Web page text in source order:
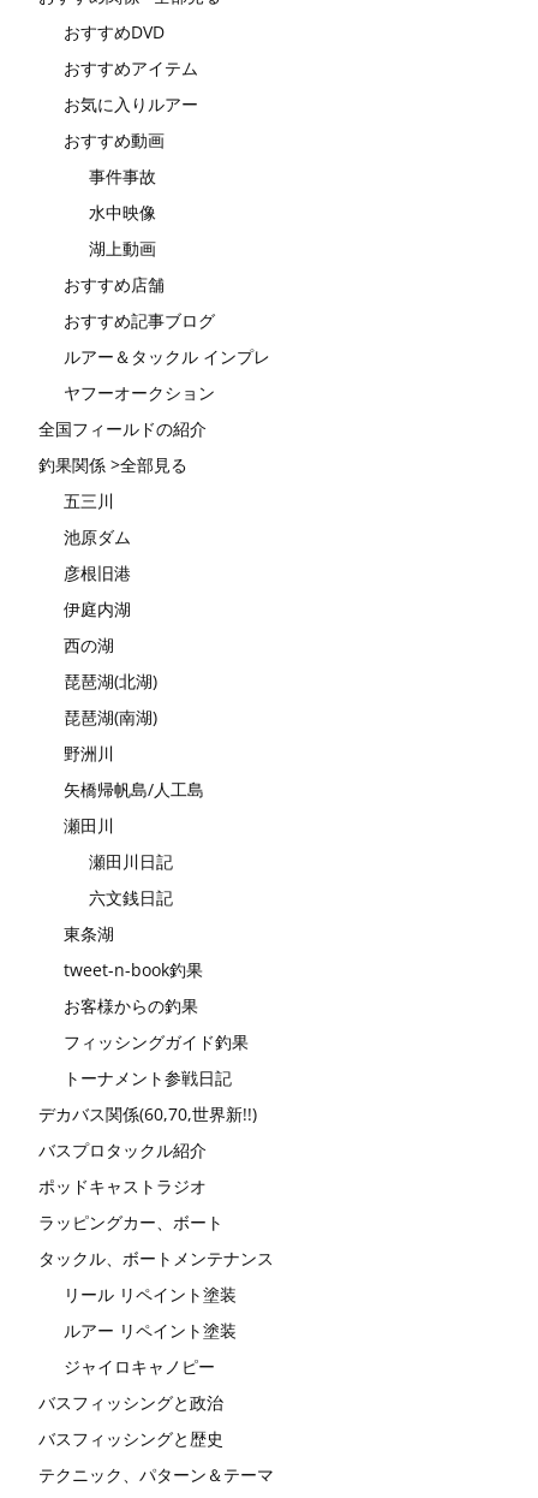
おすすめDVD
おすすめアイテム
お気に入りルアー
おすすめ動画
事件事故
水中映像
湖上動画
おすすめ店舗
おすすめ記事ブログ
ルアー＆タックル インプレ
ヤフーオークション
全国フィールドの紹介
釣果関係 >全部見る
五三川
池原ダム
彦根旧港
伊庭内湖
西の湖
琵琶湖(北湖)
琵琶湖(南湖)
野洲川
矢橋帰帆島/人工島
瀬田川
瀬田川日記
六文銭日記
東条湖
tweet-n-book釣果
お客様からの釣果
フィッシングガイド釣果
トーナメント参戦日記
デカバス関係(60,70,世界新!!)
バスプロタックル紹介
ポッドキャストラジオ
ラッピングカー、ボート
タックル、ボートメンテナンス
リール リペイント塗装
ルアー リペイント塗装
ジャイロキャノピー
バスフィッシングと政治
バスフィッシングと歴史
テクニック、パターン＆テーマ